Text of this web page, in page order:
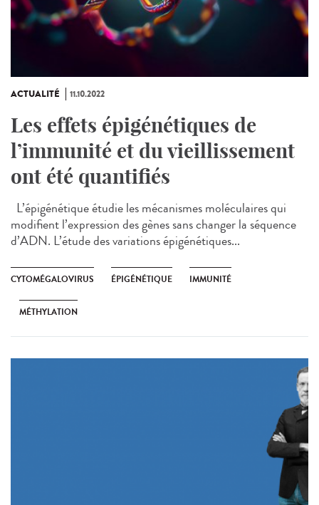
ACTUALITÉ 11.10.2022
Les effets épigénétiques de
l’immunité et du vieillissement
ont été quantifiés
L’épigénétique étudie les mécanismes moléculaires qui
modifient l’expression des gènes sans changer la séquence
d’ADN. L’étude des variations épigénétiques...
CYTOMÉGALOVIRUS ÉPIGÉNÉTIQUE IMMUNITÉ
MÉTHYLATION